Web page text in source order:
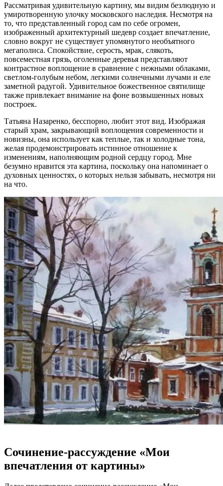
Рассматривая удивительную картину, мы видим безлюдную и
умиротворенную улочку московского наследия. Несмотря на
то, что представленный город сам по себе огромен,
изображенный архитектурный шедевр создает впечатление,
словно вокруг не существует упомянутого необъятного
мегаполиса. Спокойствие, серость, мрак, слякоть,
повсеместная грязь, оголенные деревья представляют
контрастное воплощение в сравнение с нежными облаками,
светлом-голубым небом, легкими солнечными лучами и еле
заметной радугой. Удивительное божественное святилище
также привлекает внимание на фоне возвышенных новых
построек.
Татьяна Назаренко, бесспорно, любит этот вид. Изображая
старый храм, закрывающий воплощения современности и
новизны, она использует как теплые, так и холодные тона,
желая продемонстрировать истинное отношение к
изменениям, наполняющим родной сердцу город. Мне
безумно нравится эта картина, поскольку она напоминает о
духовных ценностях, о которых нельзя забывать, несмотря ни
на что.
Сочинение-рассуждение «Мои
впечатления от картины»